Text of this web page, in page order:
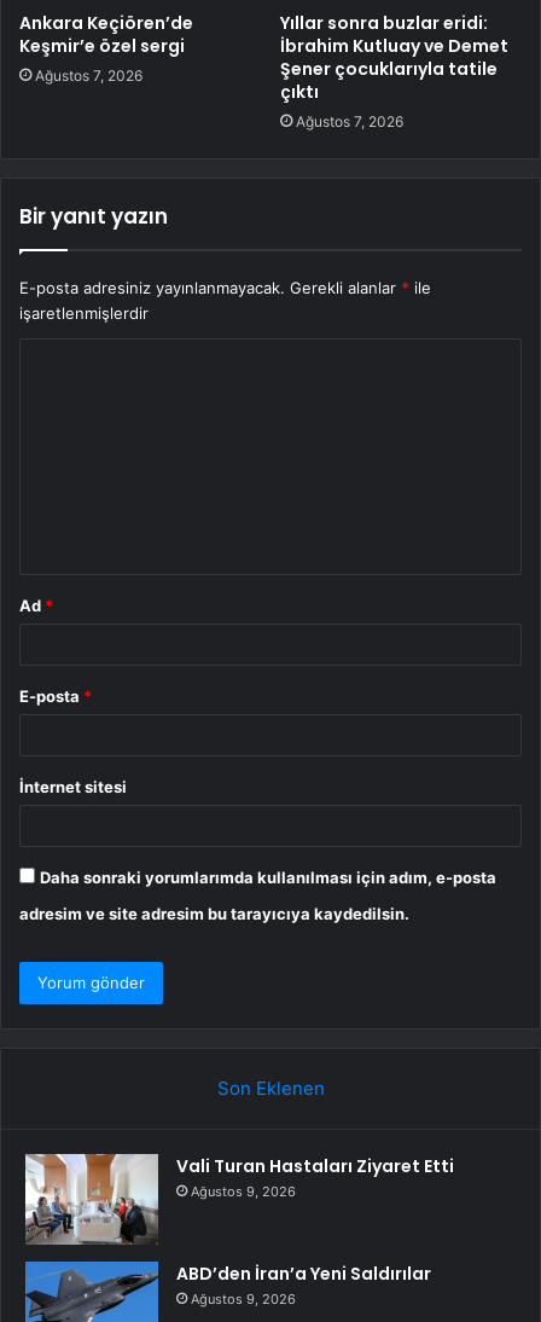
Ankara Keçiören’de
Keşmir’e özel sergi
Ağustos 7, 2026
Yıllar sonra buzlar eridi:
İbrahim Kutluay ve Demet
Şener çocuklarıyla tatile
çıktı
Ağustos 7, 2026
Bir yanıt yazın
E-posta adresiniz yayınlanmayacak. Gerekli alanlar * ile
işaretlenmişlerdir
Ad *
E-posta *
İnternet sitesi
Daha sonraki yorumlarımda kullanılması için adım, e-posta
adresim ve site adresim bu tarayıcıya kaydedilsin.
Son Eklenen
Vali Turan Hastaları Ziyaret Etti
Ağustos 9, 2026
ABD’den İran’a Yeni Saldırılar
Ağustos 9, 2026